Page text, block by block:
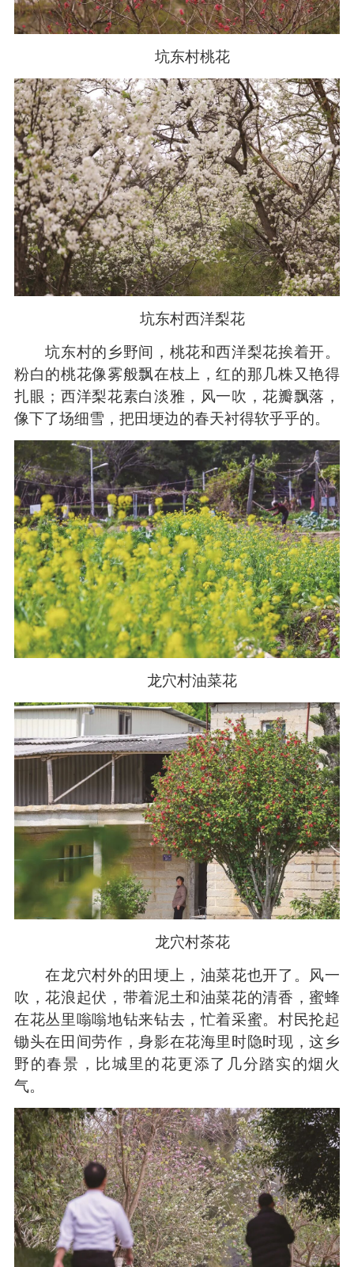
坑东村桃花
坑东村西洋梨花
坑东村的乡野间，桃花和西洋梨花挨着开。
粉白的桃花像雾般飘在枝上，红的那几株又艳得
扎眼；西洋梨花素白淡雅，风一吹，花瓣飘落，
像下了场细雪，把田埂边的春天衬得软乎乎的。
龙穴村油菜花
龙穴村茶花
在龙穴村外的田埂上，油菜花也开了。风一
吹，花浪起伏，带着泥土和油菜花的清香，蜜蜂
在花丛里嗡嗡地钻来钻去，忙着采蜜。村民抡起
锄头在田间劳作，身影在花海里时隐时现，这乡
野的春景，比城里的花更添了几分踏实的烟火
气。